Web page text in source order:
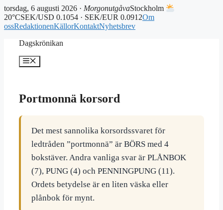
torsdag, 6 augusti 2026 · MorgonutgåvaStockholm
20°CSEK/USD 0.1054 · SEK/EUR 0.0912Om
ossRedaktionenKällorKontaktNyhetsbrev
Dagskrönikan
Meny
Portmonnä korsord
Det mest sannolika korsordssvaret för
ledtråden ”portmonnä” är BÖRS med 4
bokstäver. Andra vanliga svar är PLÅNBOK
(7), PUNG (4) och PENNINGPUNG (11).
Ordets betydelse är en liten väska eller
plånbok för mynt.